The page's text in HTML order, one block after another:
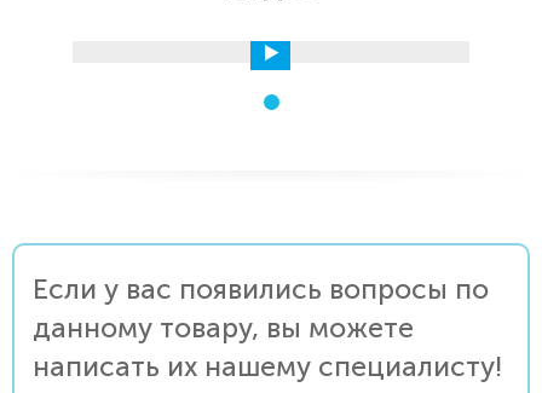
Если у вас появились вопросы по
данному товару, вы можете
написать их нашему специалисту!